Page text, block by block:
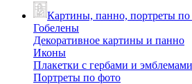
Картины, панно, портреты по
Гобелены
Декоративное картины и панно
Иконы
Плакетки с гербами и эмблемами
Портреты по фото